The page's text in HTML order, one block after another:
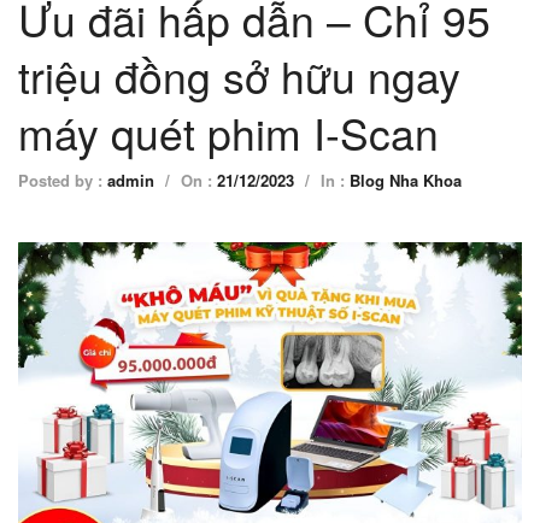
Ưu đãi hấp dẫn – Chỉ 95
triệu đồng sở hữu ngay
máy quét phim I-Scan
Posted by : admin / On : 21/12/2023 / In : Blog Nha Khoa